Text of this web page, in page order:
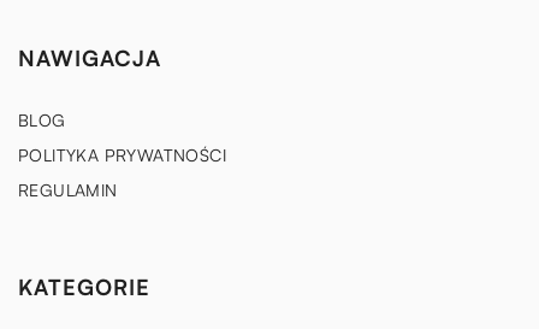
NAWIGACJA
BLOG
POLITYKA PRYWATNOŚCI
REGULAMIN
KATEGORIE